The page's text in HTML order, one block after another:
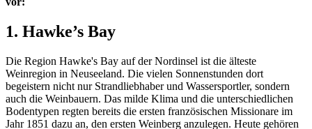
1. Hawke’s Bay
Die Region Hawke's Bay auf der Nordinsel ist die älteste
Weinregion in Neuseeland. Die vielen Sonnenstunden dort
begeistern nicht nur Strandliebhaber und Wassersportler, sondern
auch die Weinbauern. Das milde Klima und die unterschiedlichen
Bodentypen regten bereits die ersten französischen Missionare im
Jahr 1851 dazu an, den ersten Weinberg anzulegen. Heute gehören